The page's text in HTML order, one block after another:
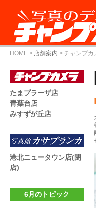
HOME > 店舗案内 > チャンプカ
たまプラーザ店
青葉台店
みすずが丘店
港北ニュータウン店(閉
店)
6月のトピック